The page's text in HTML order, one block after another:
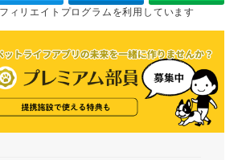
ィリエイトプログラムを利用しています